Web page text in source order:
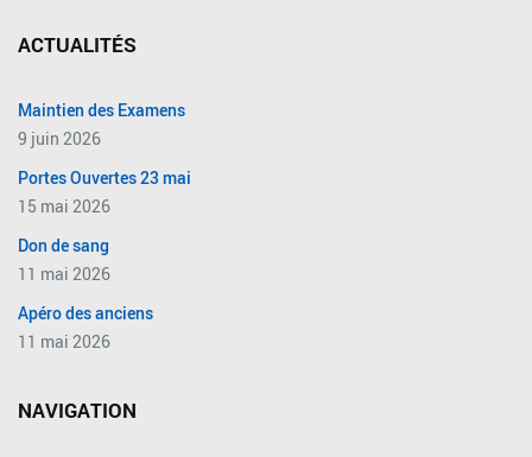
ACTUALITÉS
Maintien des Examens
9 juin 2026
Portes Ouvertes 23 mai
15 mai 2026
Don de sang
11 mai 2026
Apéro des anciens
11 mai 2026
NAVIGATION